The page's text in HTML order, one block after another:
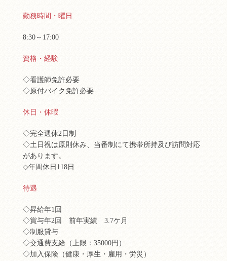
勤務時間・曜日
8:30～17:00
資格・経験
◇看護師免許必要
◇原付バイク免許必要
休日・休暇
◇完全週休2日制
◇土日祝は原則休み、当番制にて携帯所持及び訪問対応
があります。
◇年間休日118日
待遇
◇昇給年1回
◇賞与年2回 前年実績 3.7ケ月
◇制服貸与
◇交通費支給（上限：35000円）
◇加入保険（健康・厚生・雇用・労災）